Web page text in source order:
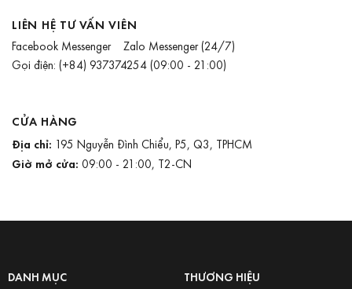
LIÊN HỆ TƯ VẤN VIÊN
Facebook Messenger Zalo Messenger(24/7)
Gọi điện: (+84) 937374254(09:00 - 21:00)
CỬA HÀNG
Địa chỉ: 195 Nguyễn Đình Chiểu, P5, Q3, TPHCM
Giờ mở cửa: 09:00 - 21:00, T2-CN
DANH MỤC THƯƠNG HIỆU